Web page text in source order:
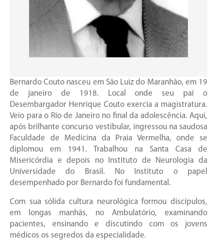
Bernardo Couto nasceu em São Luiz do Maranhão, em 19
de janeiro de 1918. Local onde seu pai o
Desembargador Henrique Couto exercia a magistratura.
Veio para o Rio de Janeiro no final da adolescência. Aqui,
após brilhante concurso vestibular, ingressou na saudosa
Faculdade de Medicina da Praia Vermelha, onde se
diplomou em 1941. Trabalhou na Santa Casa de
Misericórdia e depois no Instituto de Neurologia da
Universidade do Brasil. No Instituto o papel
desempenhado por Bernardo foi fundamental.
Com sua sólida cultura neurológica formou discípulos,
em longas manhãs, no Ambulatório, examinando
pacientes, ensinando e discutindo com os jovens
médicos os segredos da especialidade.